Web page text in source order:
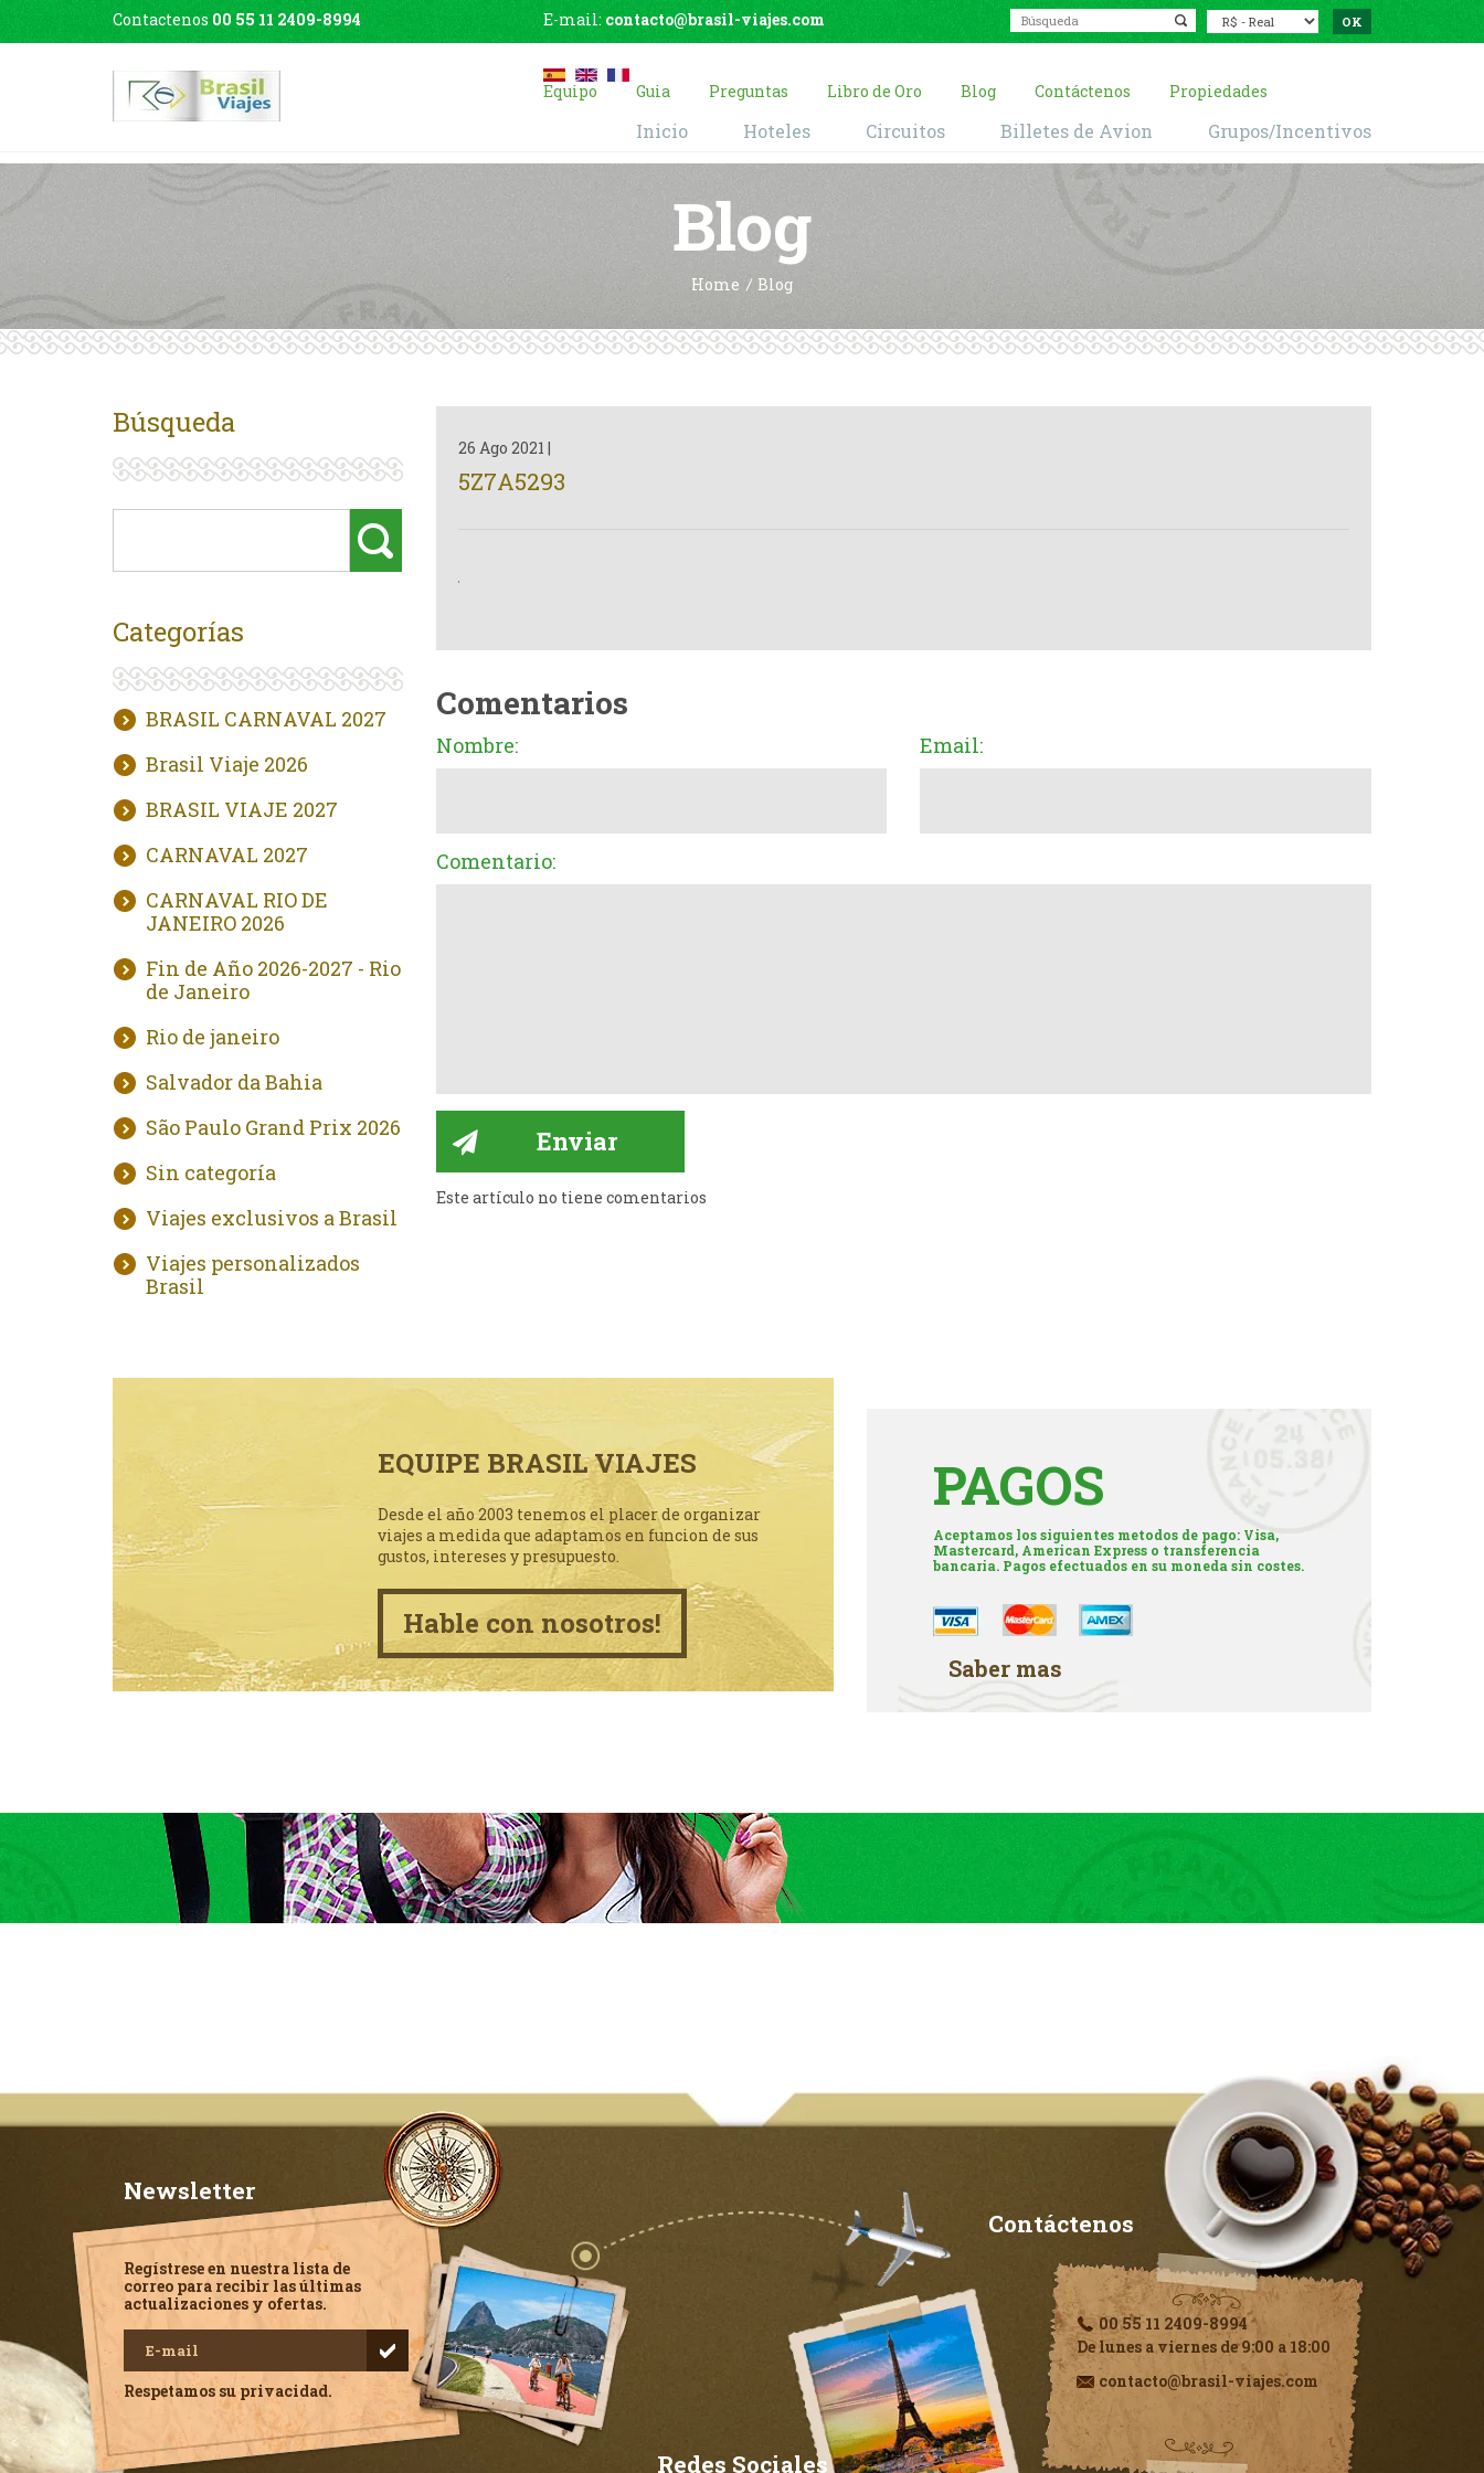
Contactenos 00 55 11 2409-8994 E-mail: contacto@brasil-viajes.com
Equipo Guia Preguntas Libro de Oro Blog Contáctenos Propiedades
Inicio Hoteles Circuitos Billetes de Avion Grupos/Incentivos
Blog
Home Blog
Búsqueda
Categorías
BRASIL CARNAVAL 2027
Brasil Viaje 2026
BRASIL VIAJE 2027
CARNAVAL 2027
CARNAVAL RIO DE
JANEIRO 2026
Fin de Año 2026-2027 - Rio
de Janeiro
Rio de janeiro
Salvador da Bahia
São Paulo Grand Prix 2026
Sin categoría
Viajes exclusivos a Brasil
Viajes personalizados
Brasil
26 Ago 2021 |
5Z7A5293
Comentarios
Nombre: Email:
Comentario:
Este artículo no tiene comentarios
EQUIPE BRASIL VIAJES
Desde el año 2003 tenemos el placer de organizar
viajes a medida que adaptamos en funcion de sus
gustos, intereses y presupuesto.
Hable con nosotros!
PAGOS
Aceptamos los siguientes metodos de pago: Visa,
Mastercard, American Express o transferencia
bancaria. Pagos efectuados en su moneda sin costes.
Saber mas
Newsletter
Regístrese en nuestra lista de
correo para recibir las últimas
actualizaciones y ofertas.
Respetamos su privacidad.
Contáctenos
00 55 11 2409-8994
De lunes a viernes de 9:00 a 18:00
contacto@brasil-viajes.com
Redes Sociales